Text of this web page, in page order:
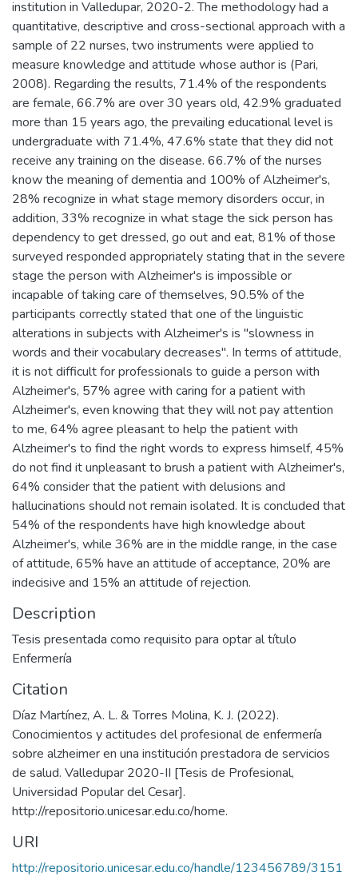
institution in Valledupar, 2020-2. The methodology had a
quantitative, descriptive and cross-sectional approach with a
sample of 22 nurses, two instruments were applied to
measure knowledge and attitude whose author is (Pari,
2008). Regarding the results, 71.4% of the respondents
are female, 66.7% are over 30 years old, 42.9% graduated
more than 15 years ago, the prevailing educational level is
undergraduate with 71.4%, 47.6% state that they did not
receive any training on the disease. 66.7% of the nurses
know the meaning of dementia and 100% of Alzheimer's,
28% recognize in what stage memory disorders occur, in
addition, 33% recognize in what stage the sick person has
dependency to get dressed, go out and eat, 81% of those
surveyed responded appropriately stating that in the severe
stage the person with Alzheimer's is impossible or
incapable of taking care of themselves, 90.5% of the
participants correctly stated that one of the linguistic
alterations in subjects with Alzheimer's is "slowness in
words and their vocabulary decreases". In terms of attitude,
it is not difficult for professionals to guide a person with
Alzheimer's, 57% agree with caring for a patient with
Alzheimer's, even knowing that they will not pay attention
to me, 64% agree pleasant to help the patient with
Alzheimer's to find the right words to express himself, 45%
do not find it unpleasant to brush a patient with Alzheimer's,
64% consider that the patient with delusions and
hallucinations should not remain isolated. It is concluded that
54% of the respondents have high knowledge about
Alzheimer's, while 36% are in the middle range, in the case
of attitude, 65% have an attitude of acceptance, 20% are
indecisive and 15% an attitude of rejection.
Description
Tesis presentada como requisito para optar al título
Enfermería
Citation
Díaz Martínez, A. L. & Torres Molina, K. J. (2022).
Conocimientos y actitudes del profesional de enfermería
sobre alzheimer en una institución prestadora de servicios
de salud. Valledupar 2020-II [Tesis de Profesional,
Universidad Popular del Cesar].
http://repositorio.unicesar.edu.co/home.
URI
http://repositorio.unicesar.edu.co/handle/123456789/3151